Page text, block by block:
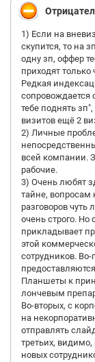
1) Если на
скупится, то на
одну зп, оффер
приходят
Редкая
сопровождается
тебе поднять
визитов ещё 2
2) Личные
всей компании.
рабочие.
3) Очень любят
тайне, вопросам
разговоров чуть
очень строго.
прикладывает
этой
сотрудников.
Планшеты к
лончевым
Во-вторых, с
на
отправлять
третьих,
новых